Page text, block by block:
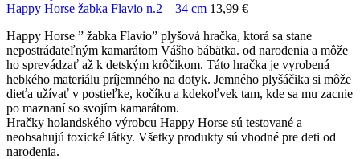
Happy Horse žabka Flavio n.2 – 34 cm 13,99 €
Happy Horse ” žabka Flavio” plyšová hračka, ktorá sa stane
nepostrádateľným kamarátom Vášho bábätka. od narodenia a môže
ho sprevádzať až k detským krôčikom. Táto hračka je vyrobená
hebkého materiálu príjemného na dotyk. Jemného plyšáčika si môže
dieťa užívať v postieľke, kočíku a kdekoľvek tam, kde sa mu zacnie
po maznaní so svojím kamarátom.
Hračky holandského výrobcu Happy Horse sú testované a
neobsahujú toxické látky. Všetky produkty sú vhodné pre deti od
narodenia.